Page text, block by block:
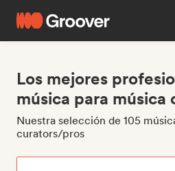
Los mejores
música para música
Nuestra selección de 105
curators/pros